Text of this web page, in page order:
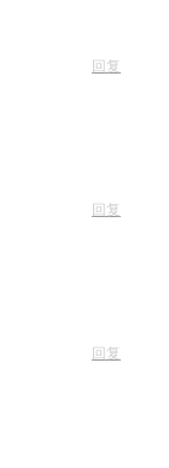
回复
回复
回复